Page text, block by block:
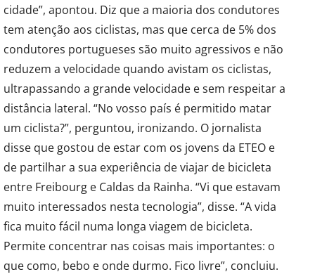
cidade”, apontou. Diz que a maioria dos condutores
tem atenção aos ciclistas, mas que cerca de 5% dos
condutores portugueses são muito agressivos e não
reduzem a velocidade quando avistam os ciclistas,
ultrapassando a grande velocidade e sem respeitar a
distância lateral. “No vosso país é permitido matar
um ciclista?”, perguntou, ironizando. O jornalista
disse que gostou de estar com os jovens da ETEO e
de partilhar a sua experiência de viajar de bicicleta
entre Freibourg e Caldas da Rainha. “Vi que estavam
muito interessados nesta tecnologia”, disse. “A vida
fica muito fácil numa longa viagem de bicicleta.
Permite concentrar nas coisas mais importantes: o
que como, bebo e onde durmo. Fico livre”, concluiu.